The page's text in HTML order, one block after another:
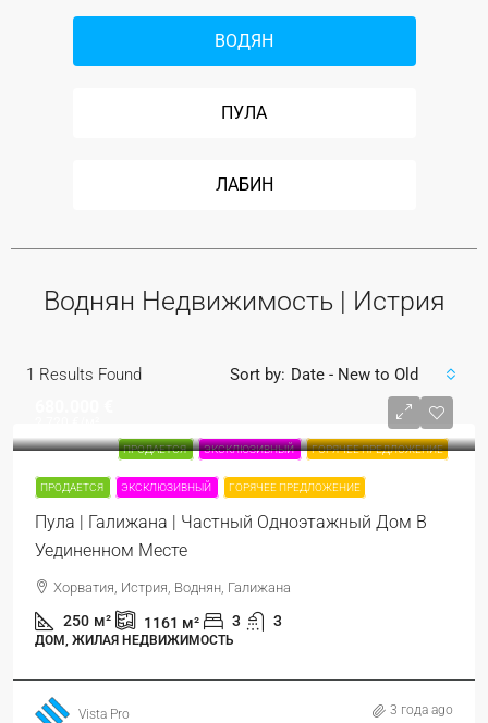
ВОДЯН
ПУЛА
ЛАБИН
Воднян Недвижимость | Истрия
1 Results Found Sort by: Date - New to Old
ПРОДАЕТСЯ ЭКСКЛЮЗИВНЫЙ ГОРЯЧЕЕ ПРЕДЛОЖЕНИЕ
ПРОДАЕТСЯ ЭКСКЛЮЗИВНЫЙ ГОРЯЧЕЕ ПРЕДЛОЖЕНИЕ
Пула | Галижана | Частный Одноэтажный Дом В
Уединенном Месте
Хорватия, Истрия, Воднян, Галижана
250 м² 1161 м² 3 3
ДОМ, ЖИЛАЯ НЕДВИЖИМОСТЬ
Vista Pro 3 года ago